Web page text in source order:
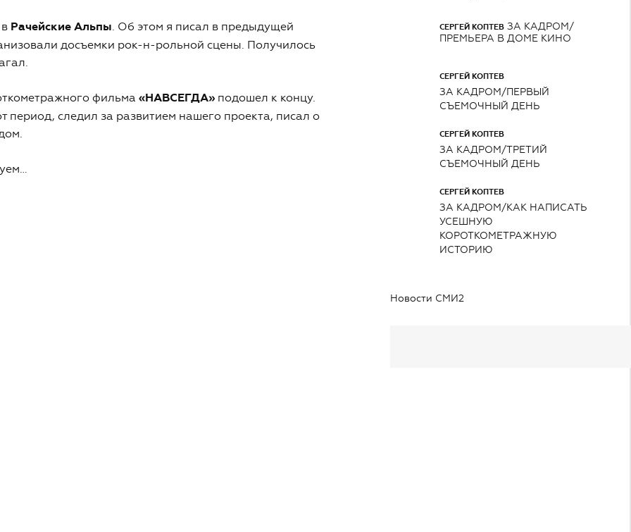
СЕРГЕЙ КОПТЕВ ЗА КАДРОМ/
ПРЕМЬЕРА В ДОМЕ КИНО
СЕРГЕЙ КОПТЕВ
ЗА КАДРОМ/ПЕРВЫЙ
СЪЕМОЧНЫЙ ДЕНЬ
СЕРГЕЙ КОПТЕВ
ЗА КАДРОМ/ТРЕТИЙ
СЪЕМОЧНЫЙ ДЕНЬ
СЕРГЕЙ КОПТЕВ
ЗА КАДРОМ/КАК НАПИСАТЬ
УСЕШНУЮ
КОРОТКОМЕТРАЖНУЮ
ИСТОРИЮ
Новости СМИ2
Рачейские Альпы. Об этом я писал в предыдущей
досъемки рок-н-рольной сцены. Получилось
фильма «НАВСЕГДА» подошел к концу.
период, следил за развитием нашего проекта, писал о